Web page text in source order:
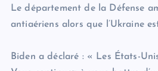
Le département de la Défense
antiaériens alors que l’Ukraine
Biden a déclaré : « Les États-